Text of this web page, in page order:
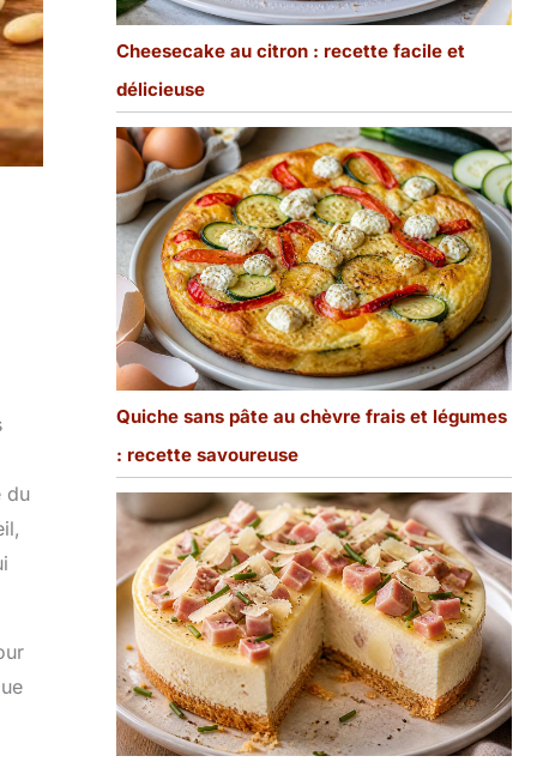
du
Cheesecake au citron : recette facile et
délicieuse
Quiche sans pâte au chèvre frais et légumes
: recette savoureuse